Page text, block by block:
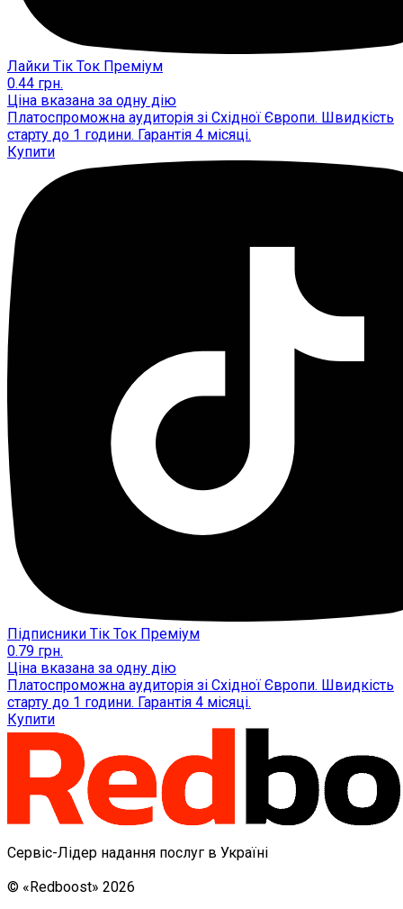
Лайки Тік Ток Преміум
0.44 грн.
Ціна вказана за одну дію
Платоспроможна аудиторія зі Східної Європи. Швидкість
старту до 1 години. Гарантія 4 місяці.
Купити
Підписники Тік Ток Преміум
0.79 грн.
Ціна вказана за одну дію
Платоспроможна аудиторія зі Східної Європи. Швидкість
старту до 1 години. Гарантія 4 місяці.
Купити
Сервіс-Лідер надання послуг в Україні
© «Redboost» 2026